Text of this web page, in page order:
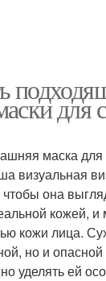
для
маска для
визуальная
она
кожей,
кожи лица.
но и
уделять ей